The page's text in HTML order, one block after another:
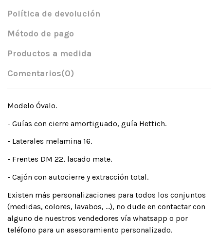
Política de devolución
Método de pago
Productos a medida
Comentarios(0)
Modelo Óvalo.
- Guías con cierre amortiguado, guía Hettich.
- Laterales melamina 16.
- Frentes DM 22, lacado mate.
- Cajón con autocierre y extracción total.
Existen más personalizaciones para todos los conjuntos
(medidas, colores, lavabos, ...), no dude en contactar con
alguno de nuestros vendedores vía whatsapp o por
teléfono para un asesoramiento personalizado.